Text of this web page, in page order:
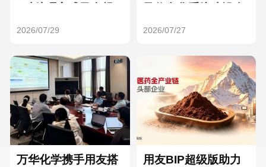
Hong Kong Macau
2026/07/29 2026/07/27
万华化学携手用友搭
用友BIP超级版助力